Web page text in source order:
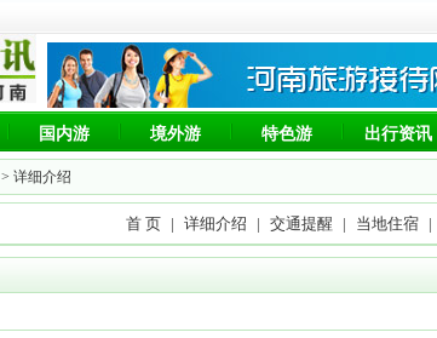
国内游 境外游 特色游 出行资讯
> 详细介绍
首 页 | 详细介绍 | 交通提醒 | 当地住宿 |